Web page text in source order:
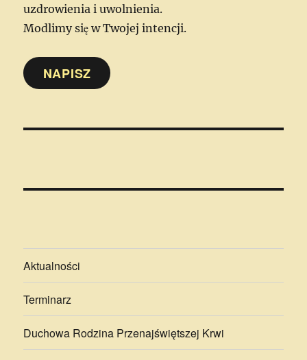
uzdrowienia i uwolnienia.
Modlimy się w Twojej intencji.
NAPISZ
Aktualności
Terminarz
Duchowa Rodzina Przenajświętszej Krwi